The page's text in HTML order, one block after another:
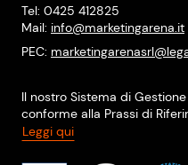
Tel: 0425 412825
Mail: info@marketingarena.it
PEC:
Il nostro Sistema di
conforme alla Prassi di
Leggi qui